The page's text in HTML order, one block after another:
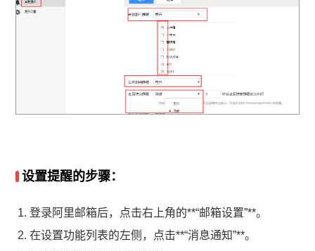
设置提醒的步骤：
登录阿里邮箱后，点击右上角的**“邮箱设置”**。
在设置功能列表的左侧，点击**“消息通知”**。